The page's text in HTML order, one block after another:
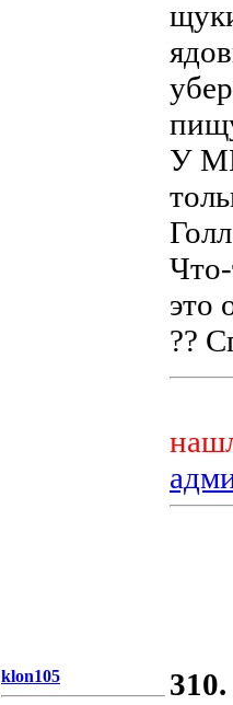
У
это
??
klon105
310.